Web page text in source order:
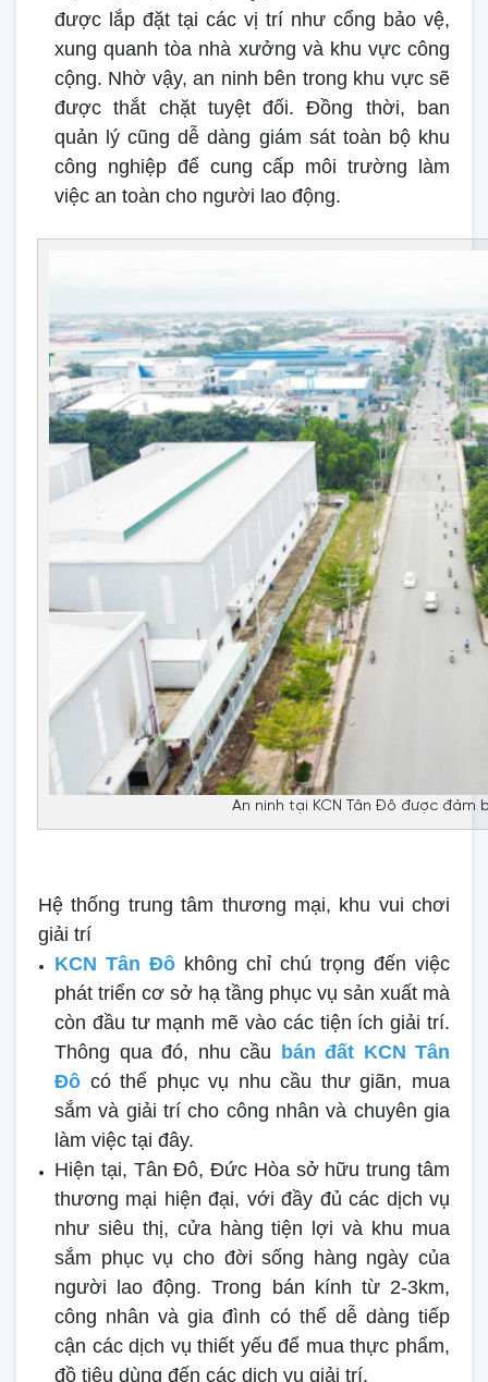
được lắp đặt tại các vị trí như cổng bảo vệ,
xung quanh tòa nhà xưởng và khu vực công
cộng. Nhờ vậy, an ninh bên trong khu vực sẽ
được thắt chặt tuyệt đối. Đồng thời, ban
quản lý cũng dễ dàng giám sát toàn bộ khu
công nghiệp để cung cấp môi trường làm
việc an toàn cho người lao động.
An ninh tại KCN Tân Đô được
Hệ thống trung tâm thương mại, khu vui chơi
giải trí
KCN Tân Đô không chỉ chú trọng đến việc
phát triển cơ sở hạ tầng phục vụ sản xuất mà
còn đầu tư mạnh mẽ vào các tiện ích giải trí.
Thông qua đó, nhu cầu
bán đất KCN Tân
Đô có thể phục vụ nhu cầu thư giãn, mua
sắm và giải trí cho công nhân và chuyên gia
làm việc tại đây.
Hiện tại, Tân Đô, Đức Hòa sở hữu trung tâm
thương mại hiện đại, với đầy đủ các dịch vụ
như siêu thị, cửa hàng tiện lợi và khu mua
sắm phục vụ cho đời sống hàng ngày của
người lao động. Trong bán kính từ 2-3km,
công nhân và gia đình có thể dễ dàng tiếp
cận các dịch vụ thiết yếu để mua thực phẩm,
đồ tiêu dùng đến các dịch vụ giải trí.